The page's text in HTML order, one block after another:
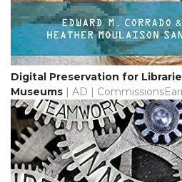
Digital Preservation for
Museums | AD |